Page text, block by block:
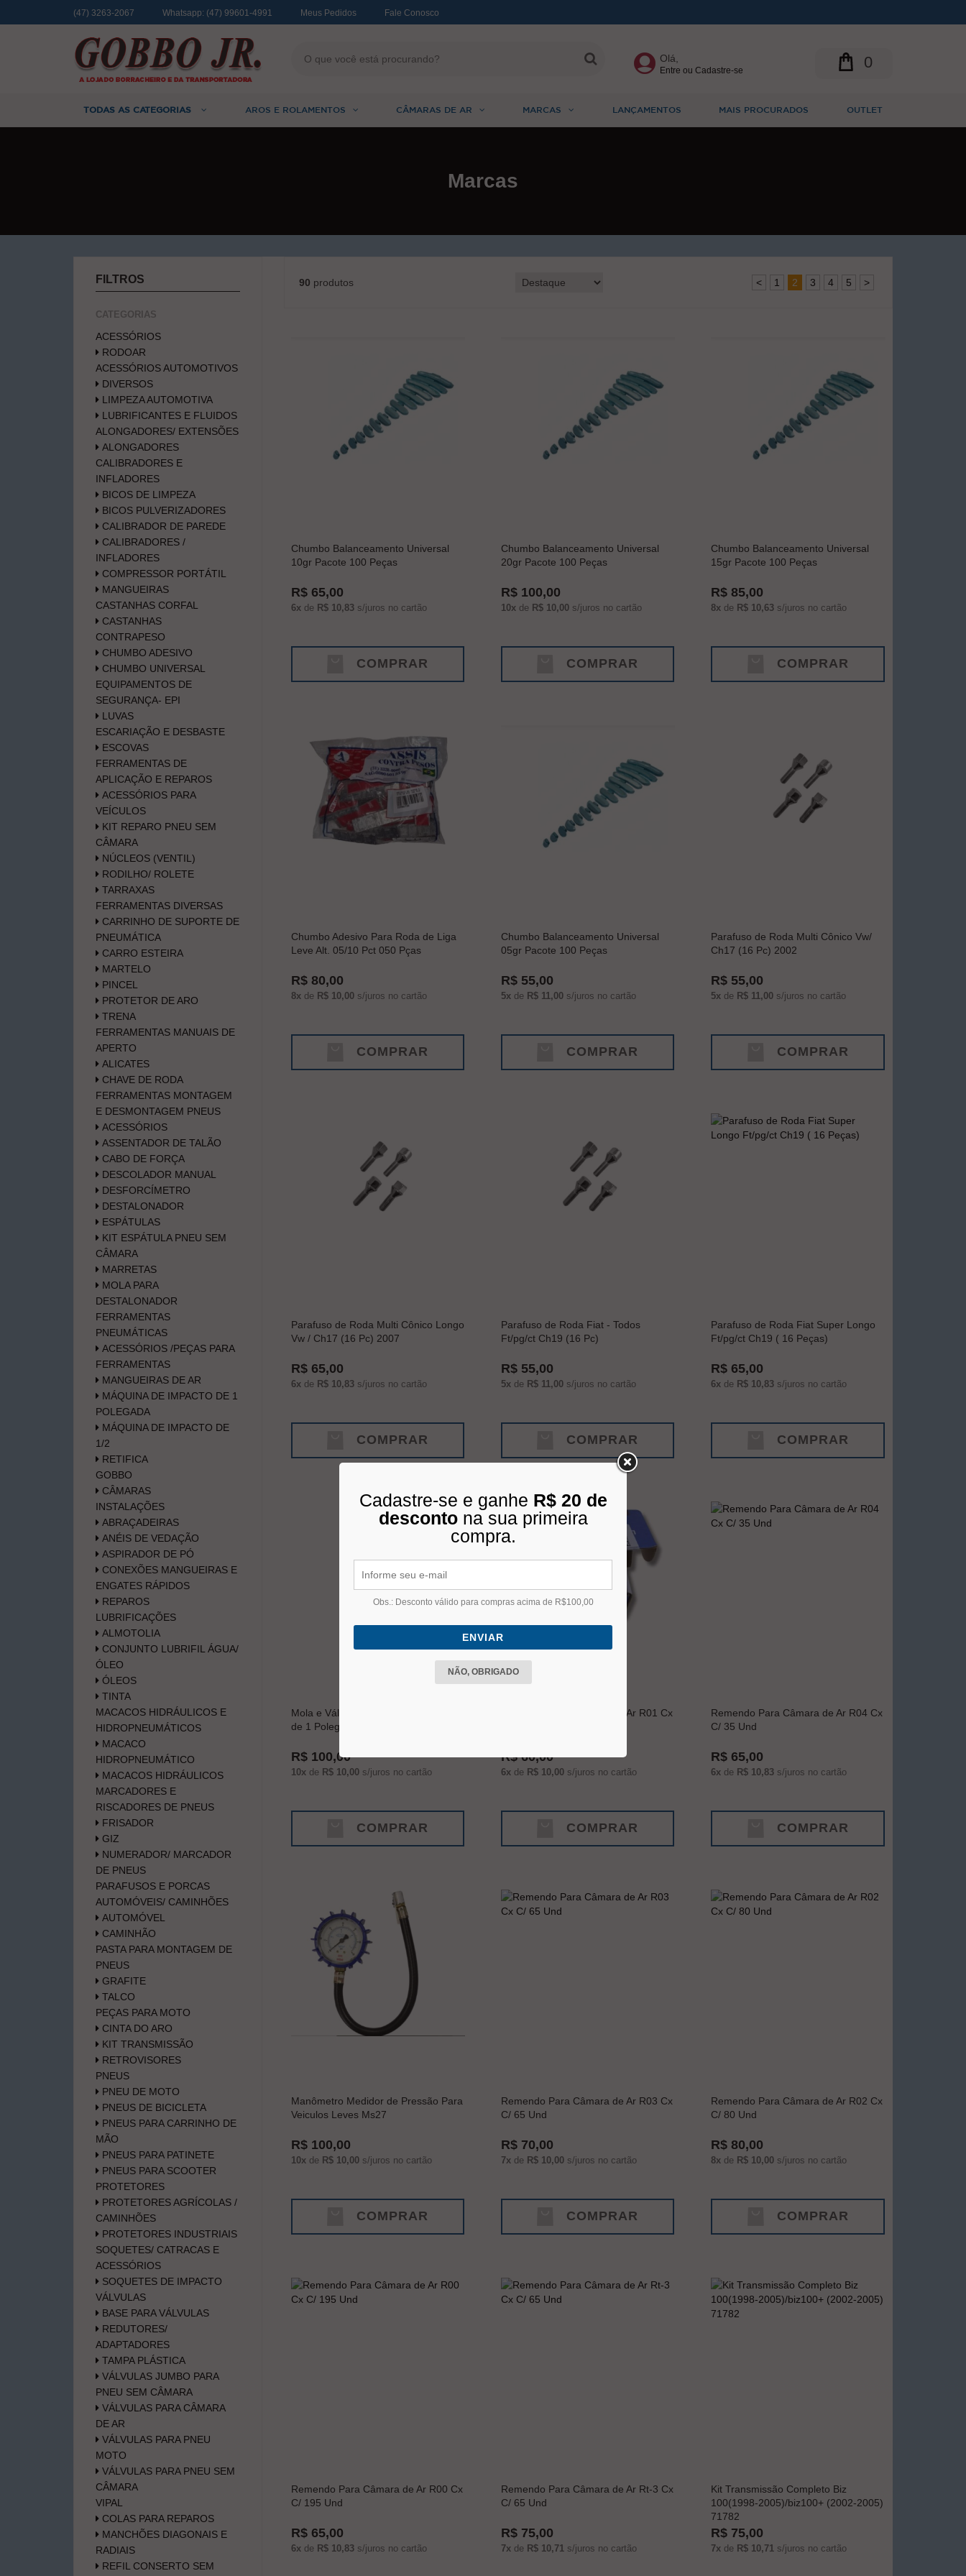
(47) 3263-2067 Whatsapp: (47) 99601-4991 Meus Pedidos Fale Conosco
Olá,
Entre ou Cadastre-se 0
TODAS AS CATEGORIAS AROS E ROLAMENTOS CÂMARAS DE AR MARCAS LANÇAMENTOS MAIS PROCURADOS OUTLET
Marcas
FILTROS
CATEGORIAS
ACESSÓRIOS
RODOAR
ACESSÓRIOS AUTOMOTIVOS
DIVERSOS
LIMPEZA AUTOMOTIVA
LUBRIFICANTES E FLUIDOS
ALONGADORES/ EXTENSÕES
ALONGADORES
CALIBRADORES E
INFLADORES
BICOS DE LIMPEZA
BICOS PULVERIZADORES
CALIBRADOR DE PAREDE
CALIBRADORES /
INFLADORES
COMPRESSOR PORTÁTIL
MANGUEIRAS
CASTANHAS CORFAL
CASTANHAS
CONTRAPESO
CHUMBO ADESIVO
CHUMBO UNIVERSAL
EQUIPAMENTOS DE
SEGURANÇA- EPI
LUVAS
ESCARIAÇÃO E DESBASTE
ESCOVAS
FERRAMENTAS DE
APLICAÇÃO E REPAROS
ACESSÓRIOS PARA
VEÍCULOS
KIT REPARO PNEU SEM
CÂMARA
NÚCLEOS (VENTIL)
RODILHO/ ROLETE
TARRAXAS
FERRAMENTAS DIVERSAS
CARRINHO DE SUPORTE DE
PNEUMÁTICA
CARRO ESTEIRA
MARTELO
PINCEL
PROTETOR DE ARO
TRENA
FERRAMENTAS MANUAIS DE
APERTO
ALICATES
CHAVE DE RODA
FERRAMENTAS MONTAGEM
E DESMONTAGEM PNEUS
ACESSÓRIOS
ASSENTADOR DE TALÃO
CABO DE FORÇA
DESCOLADOR MANUAL
DESFORCÍMETRO
DESTALONADOR
ESPÁTULAS
KIT ESPÁTULA PNEU SEM
CÂMARA
MARRETAS
MOLA PARA
DESTALONADOR
FERRAMENTAS
PNEUMÁTICAS
ACESSÓRIOS /PEÇAS PARA
FERRAMENTAS
MANGUEIRAS DE AR
MÁQUINA DE IMPACTO DE 1
POLEGADA
MÁQUINA DE IMPACTO DE
1/2
RETIFICA
GOBBO
CÂMARAS
INSTALAÇÕES
ABRAÇADEIRAS
ANÉIS DE VEDAÇÃO
ASPIRADOR DE PÓ
CONEXÕES MANGUEIRAS E
ENGATES RÁPIDOS
REPAROS
LUBRIFICAÇÕES
ALMOTOLIA
CONJUNTO LUBRIFIL ÁGUA/
ÓLEO
ÓLEOS
TINTA
MACACOS HIDRÁULICOS E
HIDROPNEUMÁTICOS
MACACO
HIDROPNEUMÁTICO
MACACOS HIDRÁULICOS
MARCADORES E
RISCADORES DE PNEUS
FRISADOR
GIZ
NUMERADOR/ MARCADOR
DE PNEUS
PARAFUSOS E PORCAS
AUTOMÓVEIS/ CAMINHÕES
AUTOMÓVEL
CAMINHÃO
PASTA PARA MONTAGEM DE
PNEUS
GRAFITE
TALCO
PEÇAS PARA MOTO
CINTA DO ARO
KIT TRANSMISSÃO
RETROVISORES
PNEUS
PNEU DE MOTO
PNEUS DE BICICLETA
PNEUS PARA CARRINHO DE
MÃO
PNEUS PARA PATINETE
PNEUS PARA SCOOTER
PROTETORES
PROTETORES AGRÍCOLAS /
CAMINHÕES
PROTETORES INDUSTRIAIS
SOQUETES/ CATRACAS E
ACESSÓRIOS
SOQUETES DE IMPACTO
VÁLVULAS
BASE PARA VÁLVULAS
REDUTORES/
ADAPTADORES
TAMPA PLÁSTICA
VÁLVULAS JUMBO PARA
PNEU SEM CÂMARA
VÁLVULAS PARA CÂMARA
DE AR
VÁLVULAS PARA PNEU
MOTO
VÁLVULAS PARA PNEU SEM
CÂMARA
VIPAL
COLAS PARA REPAROS
MANCHÕES DIAGONAIS E
RADIAIS
REFIL CONSERTO SEM
90 produtos < 1 2 3 4 5 >
Chumbo Balanceamento Universal
10gr Pacote 100 Peças
R$ 65,00
6xde R$ 10,83s/juros no cartão
COMPRAR
Chumbo Balanceamento Universal
20gr Pacote 100 Peças
R$ 100,00
10xde R$ 10,00s/juros no cartão
COMPRAR
Chumbo Balanceamento Universal
15gr Pacote 100 Peças
R$ 85,00
8x de R$ 10,63 s/juros no cartão
COMPRAR
Chumbo Adesivo Para Roda de Liga
Leve Alt. 05/10 Pct 050 Pças
R$ 80,00
8xde R$ 10,00s/juros no cartão
COMPRAR
Chumbo Balanceamento Universal
05gr Pacote 100 Peças
R$ 55,00
5xde R$ 11,00s/juros no cartão
COMPRAR
Parafuso de Roda Multi Cônico Vw/
Ch17 (16 Pc) 2002
R$ 55,00
5x de R$ 11,00 s/juros no cartão
COMPRAR
Parafuso de Roda Multi Cônico Longo
Vw / Ch17 (16 Pc) 2007
R$ 65,00
6xde R$ 10,83s/juros no cartão
COMPRAR
Parafuso de Roda Fiat - Todos
Ft/pg/ct Ch19 (16 Pc)
R$ 55,00
5xde R$ 11,00s/juros no cartão
COMPRAR
Parafuso de Roda Fiat Super Longo
Ft/pg/ct Ch19 ( 16 Peças)
R$ 65,00
6x de R$ 10,83 s/juros no cartão
COMPRAR
Mola e Válvula (pino) Para Máquina
de 1 Polegada Shallper
R$ 100,00
10xde R$ 10,00s/juros no cartão
COMPRAR
Remendo Para Câmara de Ar R01 Cx
R$ 60,00
6xde R$ 10,00s/juros no cartão
COMPRAR
Remendo Para Câmara de Ar R04 Cx
C/ 35 Und
R$ 65,00
6x de R$ 10,83 s/juros no cartão
COMPRAR
Manômetro Medidor de Pressão Para
Veiculos Leves Ms27
R$ 100,00
10xde R$ 10,00s/juros no cartão
COMPRAR
Remendo Para Câmara de Ar R03 Cx
C/ 65 Und
R$ 70,00
7xde R$ 10,00s/juros no cartão
COMPRAR
Remendo Para Câmara de Ar R02 Cx
C/ 80 Und
R$ 80,00
8x de R$ 10,00 s/juros no cartão
COMPRAR
Remendo Para Câmara de Ar R00 Cx
C/ 195 Und
R$ 65,00
6xde R$ 10,83s/juros no cartão
Remendo Para Câmara de Ar Rt-3 Cx
C/ 65 Und
R$ 75,00
7xde R$ 10,71 s/juros no cartão
Kit Transmissão Completo Biz
100(1998-2005)/biz100+ (2002-2005)
71782
R$ 75,00
7x de R$ 10,71 s/juros no cartão
Cadastre-se e ganhe R$ 20 de
descontona sua primeira
compra.
Obs.: Desconto válido para compras acima de R$100,00
ENVIAR
NÃO, OBRIGADO